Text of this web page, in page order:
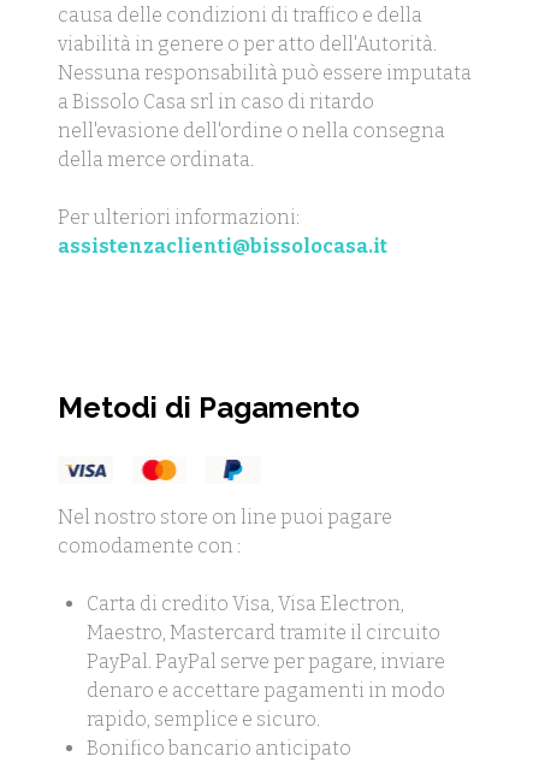
causa delle condizioni di traffico e della
viabilità in genere o per atto dell'Autorità.
Nessuna responsabilità può essere imputata
a Bissolo Casa srl in caso di ritardo
nell'evasione dell'ordine o nella consegna
della merce ordinata.
Per ulteriori informazioni:
assistenzaclienti@bissolocasa.it
Metodi di Pagamento
Nel nostro store on line puoi pagare
comodamente con :
Carta di credito Visa, Visa Electron,
Maestro, Mastercard tramite il circuito
PayPal. PayPal serve per pagare, inviare
denaro e accettare pagamenti in modo
rapido, semplice e sicuro.
Bonifico bancario anticipato